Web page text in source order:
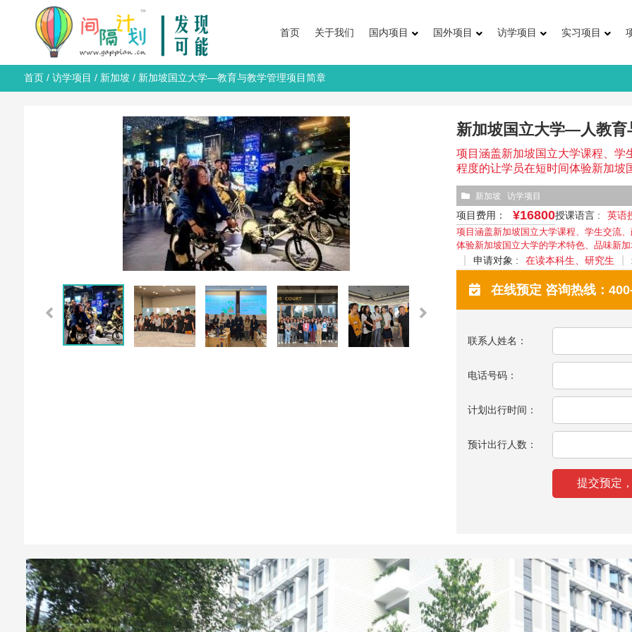
首页 关于我们 国内项目 国外项目 访学项目 实习项目
首页/ 访学项目 / 新加坡 / 新加坡国立大学—教育与教学管理项目简章
新加坡国立大学—人教育
项目涵盖新加坡国立大学课程、学
程度的让学员在短时间体验新加坡
新加坡 访学项目
项目费用： ¥16800授课语言 : 英语
项目涵盖新加坡国立大学课程、学生交流
体验新加坡国立大学的学术特色、品味新
申请对象 : 在读本科生、研究生
在线预定 咨询热线：
联系人姓名：
电话号码：
计划出行时间：
预计出行人数：